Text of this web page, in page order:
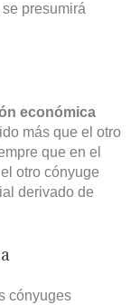
presumirá
económica
más que el otro
que en el
otro cónyuge
derivado de
cónyuges